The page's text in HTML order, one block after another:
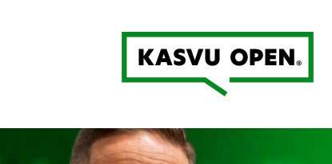
Kasvu Open